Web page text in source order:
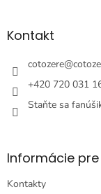
äKontakt
cotozere@
+420 720 031
Staňte sa
Informácie
Kontakty